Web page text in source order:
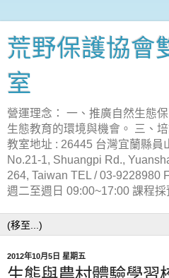
荒野保護協會
室
營運理念： 一、推廣自然生態
生態教育的環境與機會。 三、
教室地址 : 26445 台灣宜蘭縣員
No.21-1, Shuangpi Rd.,
264, Taiwan TEL / 03-9228980
週二至週日 09:00~17:00 課程採
2012年10月5日 星期五